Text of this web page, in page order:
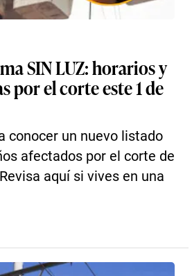
SIN LUZ: horarios y
por el corte este 1 de
conocer un nuevo listado
afectados por el corte de
aquí si vives en una